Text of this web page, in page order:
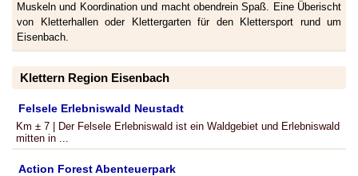
Muskeln und Koordination und macht obendrein Spaß. Eine Überischt
von Kletterhallen oder Klettergarten für den Klettersport rund um
Eisenbach.
Klettern Region Eisenbach
Felsele Erlebniswald Neustadt
Km ± 7 | Der Felsele Erlebniswald ist ein Waldgebiet und Erlebniswald
mitten in ...
Action Forest Abenteuerpark